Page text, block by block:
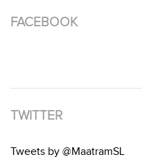
FACEBOOK
TWITTER
Tweets by @MaatramSL